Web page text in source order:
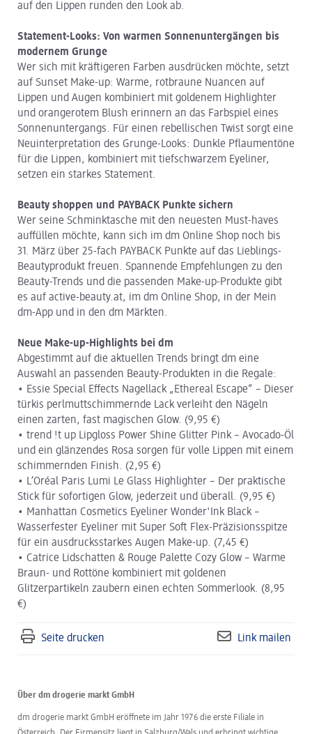
auf den Lippen runden den Look ab.
Statement-Looks: Von warmen Sonnenuntergängen bis
modernem Grunge
Wer sich mit kräftigeren Farben ausdrücken möchte, setzt
auf Sunset Make-up: Warme, rotbraune Nuancen auf
Lippen und Augen kombiniert mit goldenem Highlighter
und orangerotem Blush erinnern an das Farbspiel eines
Sonnenuntergangs. Für einen rebellischen Twist sorgt eine
Neuinterpretation des Grunge-Looks: Dunkle Pflaumentöne
für die Lippen, kombiniert mit tiefschwarzem Eyeliner,
setzen ein starkes Statement.
Beauty shoppen und PAYBACK Punkte sichern
Wer seine Schminktasche mit den neuesten Must-haves
auffüllen möchte, kann sich im dm Online Shop noch bis
31. März über 25-fach PAYBACK Punkte auf das Lieblings-
Beautyprodukt freuen. Spannende Empfehlungen zu den
Beauty-Trends und die passenden Make-up-Produkte gibt
es auf active-beauty.at, im dm Online Shop, in der Mein
dm-App und in den dm Märkten.
Neue Make-up-Highlights bei dm
Abgestimmt auf die aktuellen Trends bringt dm eine
Auswahl an passenden Beauty-Produkten in die Regale:
• Essie Special Effects Nagellack „Ethereal Escape“ – Dieser
türkis perlmuttschimmernde Lack verleiht den Nägeln
einen zarten, fast magischen Glow. (9,95 €)
• trend !t up Lipgloss Power Shine Glitter Pink – Avocado-Öl
und ein glänzendes Rosa sorgen für volle Lippen mit einem
schimmernden Finish. (2,95 €)
• L’Oréal Paris Lumi Le Glass Highlighter – Der praktische
Stick für sofortigen Glow, jederzeit und überall. (9,95 €)
• Manhattan Cosmetics Eyeliner Wonder'Ink Black –
Wasserfester Eyeliner mit Super Soft Flex-Präzisionsspitze
für ein ausdrucksstarkes Augen Make-up. (7,45 €)
• Catrice Lidschatten & Rouge Palette Cozy Glow – Warme
Braun- und Rottöne kombiniert mit goldenen
Glitzerpartikeln zaubern einen echten Sommerlook. (8,95
€)
Seite drucken Link mailen
Über dm drogerie markt GmbH
dm drogerie markt GmbH eröffnete im Jahr 1976 die erste Filiale in